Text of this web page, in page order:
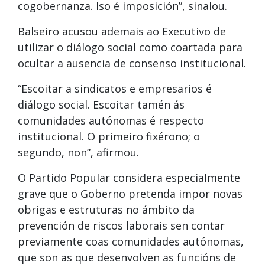
cogobernanza. Iso é imposición”, sinalou.
Balseiro acusou ademais ao Executivo de
utilizar o diálogo social como coartada para
ocultar a ausencia de consenso institucional.
“Escoitar a sindicatos e empresarios é
diálogo social. Escoitar tamén ás
comunidades autónomas é respecto
institucional. O primeiro fixérono; o
segundo, non”, afirmou.
O Partido Popular considera especialmente
grave que o Goberno pretenda impor novas
obrigas e estruturas no ámbito da
prevención de riscos laborais sen contar
previamente coas comunidades autónomas,
que son as que desenvolven as funcións de